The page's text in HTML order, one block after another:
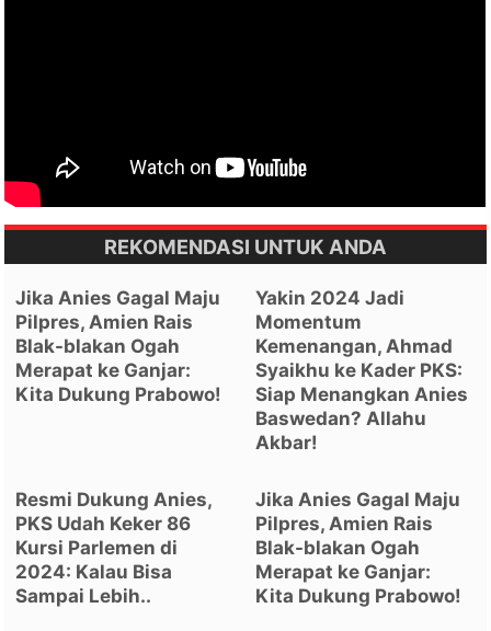
REKOMENDASI UNTUK ANDA
Jika Anies Gagal Maju
Pilpres, Amien Rais
Blak-blakan Ogah
Merapat ke Ganjar:
Kita Dukung Prabowo!
Yakin 2024 Jadi
Momentum
Kemenangan, Ahmad
Syaikhu ke Kader PKS:
Siap Menangkan Anies
Baswedan? Allahu
Akbar!
Resmi Dukung Anies,
PKS Udah Keker 86
Kursi Parlemen di
2024: Kalau Bisa
Sampai Lebih..
Jika Anies Gagal Maju
Pilpres, Amien Rais
Blak-blakan Ogah
Merapat ke Ganjar:
Kita Dukung Prabowo!